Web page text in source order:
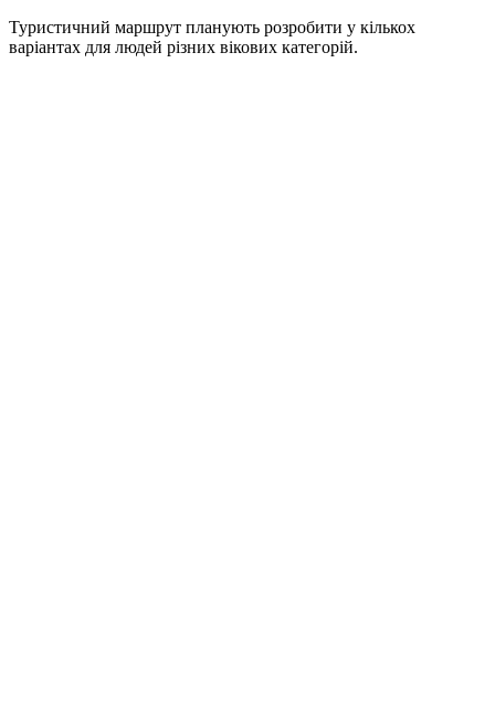
Туристичний маршрут планують розробити у кількох
варіантах для людей різних вікових категорій.